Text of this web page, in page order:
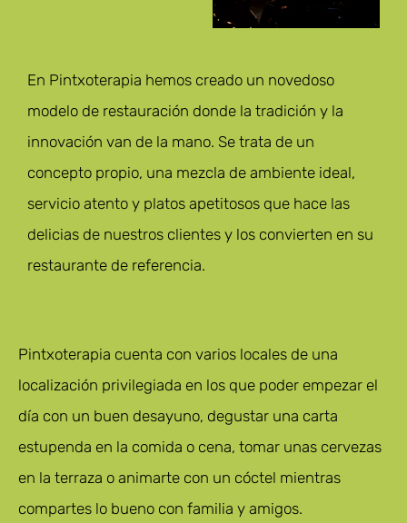
En Pintxoterapia hemos creado un novedoso
modelo de restauración donde la tradición y la
innovación van de la mano. Se trata de un
concepto propio, una mezcla de ambiente ideal,
servicio atento y platos apetitosos que hace las
delicias de nuestros clientes y los convierten en su
restaurante de referencia.
Pintxoterapia cuenta con varios locales de una
localización privilegiada en los que poder empezar el
día con un buen desayuno, degustar una carta
estupenda en la comida o cena, tomar unas cervezas
en la terraza o animarte con un cóctel mientras
compartes lo bueno con familia y amigos.